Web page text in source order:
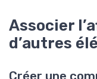
Associer
d’autres